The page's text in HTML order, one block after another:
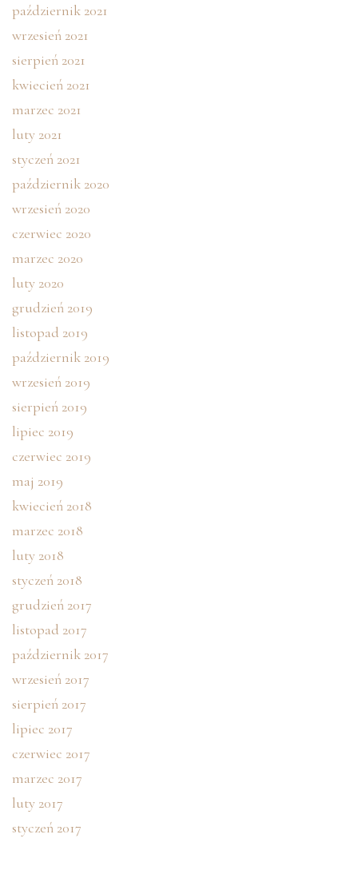
październik 2021
wrzesień 2021
sierpień 2021
kwiecień 2021
marzec 2021
luty 2021
styczeń 2021
październik 2020
wrzesień 2020
czerwiec 2020
marzec 2020
luty 2020
grudzień 2019
listopad 2019
październik 2019
wrzesień 2019
sierpień 2019
lipiec 2019
czerwiec 2019
maj 2019
kwiecień 2018
marzec 2018
luty 2018
styczeń 2018
grudzień 2017
listopad 2017
październik 2017
wrzesień 2017
sierpień 2017
lipiec 2017
czerwiec 2017
marzec 2017
luty 2017
styczeń 2017